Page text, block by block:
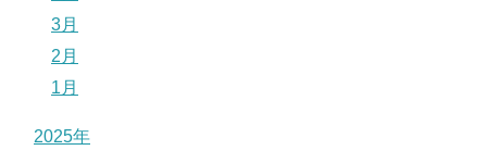
3月
2月
1月
2025年